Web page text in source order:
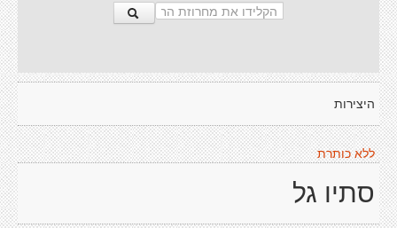
היצירות
ללא כותרת
סתיו גל